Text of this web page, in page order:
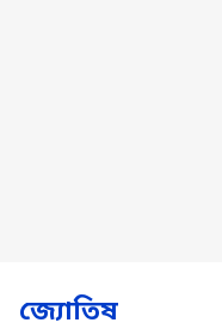
জ্যোতিষ